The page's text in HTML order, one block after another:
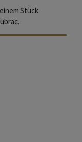
Stück